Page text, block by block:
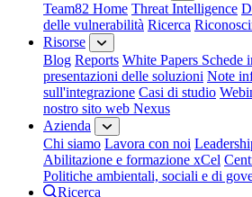
Team82 Home Threat Intelligence
delle vulnerabilità Ricerca
Risorse
Blog Reports White Papers Schede
presentazioni delle soluzioni Note
sull'integrazione Casi di studio
nostro sito web Nexus
Azienda
Chi siamo Lavora con noi
Abilitazione e formazione xCel
Politiche ambientali, sociali e di
Ricerca